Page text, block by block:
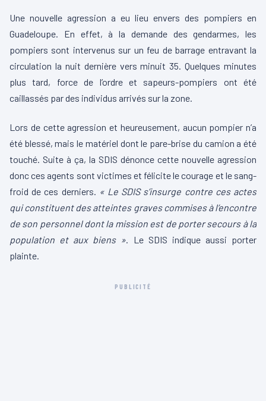
Une nouvelle agression a eu lieu envers des pompiers en
Guadeloupe. En effet, à la demande des gendarmes, les
pompiers sont intervenus sur un feu de barrage entravant la
circulation la nuit dernière vers minuit 35. Quelques minutes
plus tard, force de l’ordre et sapeurs-pompiers ont été
caillassés par des individus arrivés sur la zone.
Lors de cette agression et heureusement, aucun pompier n’a
été blessé, mais le matériel dont le pare-brise du camion a été
touché. Suite à ça, la SDIS dénonce cette nouvelle agression
donc ces agents sont victimes et félicite le courage et le sang-
froid de ces derniers. « Le SDIS s’insurge contre ces actes
qui constituent des atteintes graves commises à l’encontre
de son personnel dont la mission est de porter secours à la
population et aux biens ». Le SDIS indique aussi porter
plainte.
PUBLICITÉ